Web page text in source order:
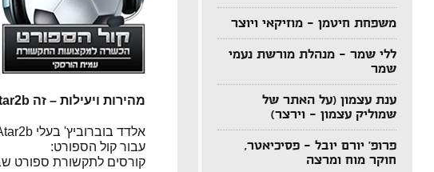
משפחת חיטמן – מוזיקאי ויוצר
ללי שמר – מנהלת מורשת נעמי
שמר
ענת עצמון (על האתר של
שמוליק עצמון – וירצר)
פרופ' יורם יובל – פסיכיאטר,
חוקר מוח ומרצה
מהירות ויעילות – זה Atar2b
עבור קול הספורט:
קורסים לתקשורת ספורט